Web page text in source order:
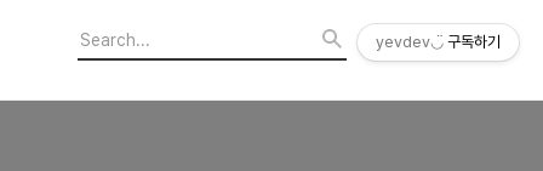
yevdev◡̈ 구독하기